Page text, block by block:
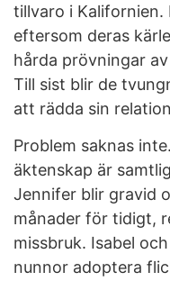
tillvaro i
eftersom deras
hårda prövningar
Till sist blir de
att rädda sin
Problem saknas
äktenskap är
Jennifer blir gravid
månader för tidigt,
missbruk. Isabel
nunnor adoptera